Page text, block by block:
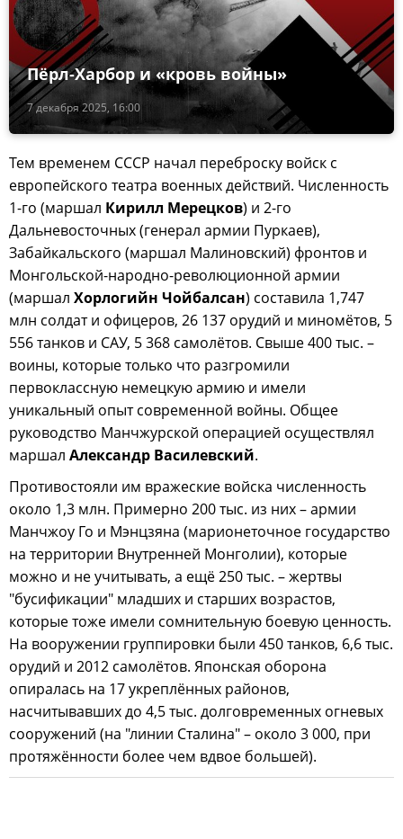
7 декабря 2025, 16:00
Пёрл-Харбор и «кровь войны»
Тем временем СССР начал переброску войск с
европейского театра военных действий. Численность
1-го (маршал Кирилл Мерецков) и 2-го
Дальневосточных (генерал армии Пуркаев),
Забайкальского (маршал Малиновский) фронтов и
Монгольской-народно-революционной армии
(маршал Хорлогийн Чойбалсан) составила 1,747
млн солдат и офицеров, 26 137 орудий и миномётов, 5
556 танков и САУ, 5 368 самолётов. Свыше 400 тыс. –
воины, которые только что разгромили
первоклассную немецкую армию и имели
уникальный опыт современной войны. Общее
руководство Манчжурской операцией осуществлял
маршал Александр Василевский.
Противостояли им вражеские войска численность
около 1,3 млн. Примерно 200 тыс. из них – армии
Манчжоу Го и Мэнцзяна (марионеточное государство
на территории Внутренней Монголии), которые
можно и не учитывать, а ещё 250 тыс. – жертвы
"бусификации" младших и старших возрастов,
которые тоже имели сомнительную боевую ценность.
На вооружении группировки были 450 танков, 6,6 тыс.
орудий и 2012 самолётов. Японская оборона
опиралась на 17 укреплённых районов,
насчитывавших до 4,5 тыс. долговременных огневых
сооружений (на "линии Сталина" – около 3 000, при
протяжённости более чем вдвое большей).